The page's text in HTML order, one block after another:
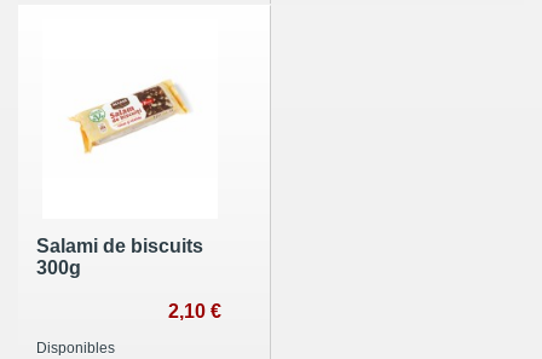
Salami de biscuits
300g
2,10 €
Disponibles